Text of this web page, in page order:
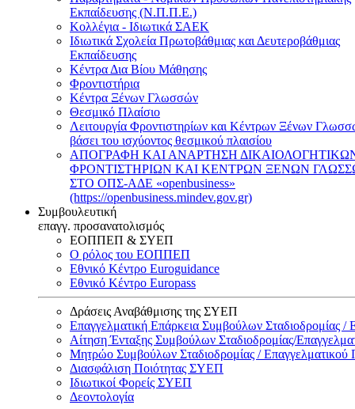
Εκπαίδευσης (Ν.Π.Π.Ε.)
Κολλέγια - Ιδιωτικά ΣΑΕΚ
Ιδιωτικά Σχολεία Πρωτοβάθμιας και Δευτεροβάθμιας
Εκπαίδευσης
Κέντρα Δια Βίου Μάθησης
Φροντιστήρια
Κέντρα Ξένων Γλωσσών
Θεσμικό Πλαίσιο
Λειτουργία Φροντιστηρίων και Κέντρων Ξένων
βάσει του ισχύοντος θεσμικού πλαισίου
ΑΠΟΓΡΑΦΗ ΚΑΙ ΑΝΑΡΤΗΣΗ
ΦΡΟΝΤΙΣΤΗΡΙΩΝ ΚΑΙ ΚΕΝΤΡΩΝ ΞΕΝΩΝ
ΣΤΟ ΟΠΣ-ΑΔΕ «openbusiness»
(https://openbusiness.mindev.gov.gr)
Συμβουλευτική
επαγγ. προσανατολισμός
ΕΟΠΠΕΠ & ΣΥΕΠ
Ο ρόλος του ΕΟΠΠΕΠ
Εθνικό Κέντρο Euroguidance
Εθνικό Κέντρο Europass
Δράσεις Αναβάθμισης της ΣΥΕΠ
Επαγγελματική Επάρκεια Συμβούλων Σταδιοδρομίας /
Αίτηση Ένταξης Συμβούλων Σταδιοδρομίας/
Μητρώο Συμβούλων Σταδιοδρομίας / Επαγγελματικού
Διασφάλιση Ποιότητας ΣΥΕΠ
Ιδιωτικοί Φορείς ΣΥΕΠ
Δεοντολογία